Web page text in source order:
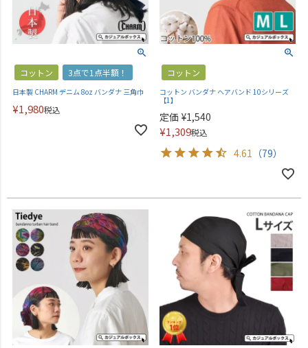
コットン 3点で1点半額！
日本製 CHARM デニム 8oz バンダナ 三角巾
¥1,980税込
コットン
コットン バンダナ ヘアバンド 10シリーズ
【1】
定価 ¥1,540
¥1,309税込
4.61 （79）